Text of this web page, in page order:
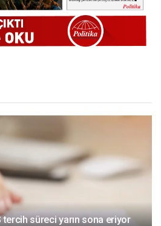
tercih süreci yarın sona eriyor